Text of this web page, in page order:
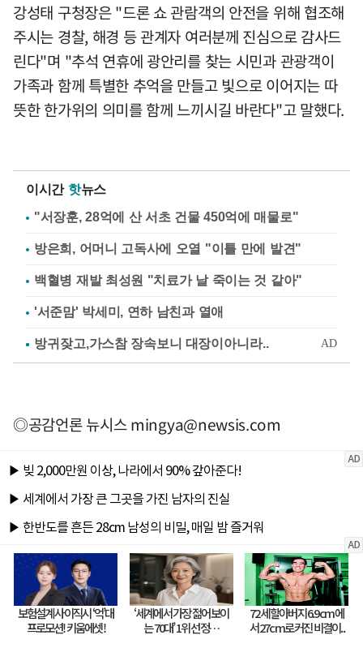
강성태 구청장은 "드론 쇼 관람객의 안전을 위해 협조해
주시는 경찰, 해경 등 관계자 여러분께 진심으로 감사드
린다"며 "추석 연휴에 광안리를 찾는 시민과 관광객이
가족과 함께 특별한 추억을 만들고 빛으로 이어지는 따
뜻한 한가위의 의미를 함께 느끼시길 바란다"고 말했다.
이시간 핫뉴스
"서장훈, 28억에 산 서초 건물 450억에 매물로"
방은희, 어머니 고독사에 오열 "이틀 만에 발견"
백혈병 재발 최성원 "치료가 날 죽이는 것 같아"
'서준맘' 박세미, 연하 남친과 열애
◎공감언론 뉴시스mingya@newsis.com